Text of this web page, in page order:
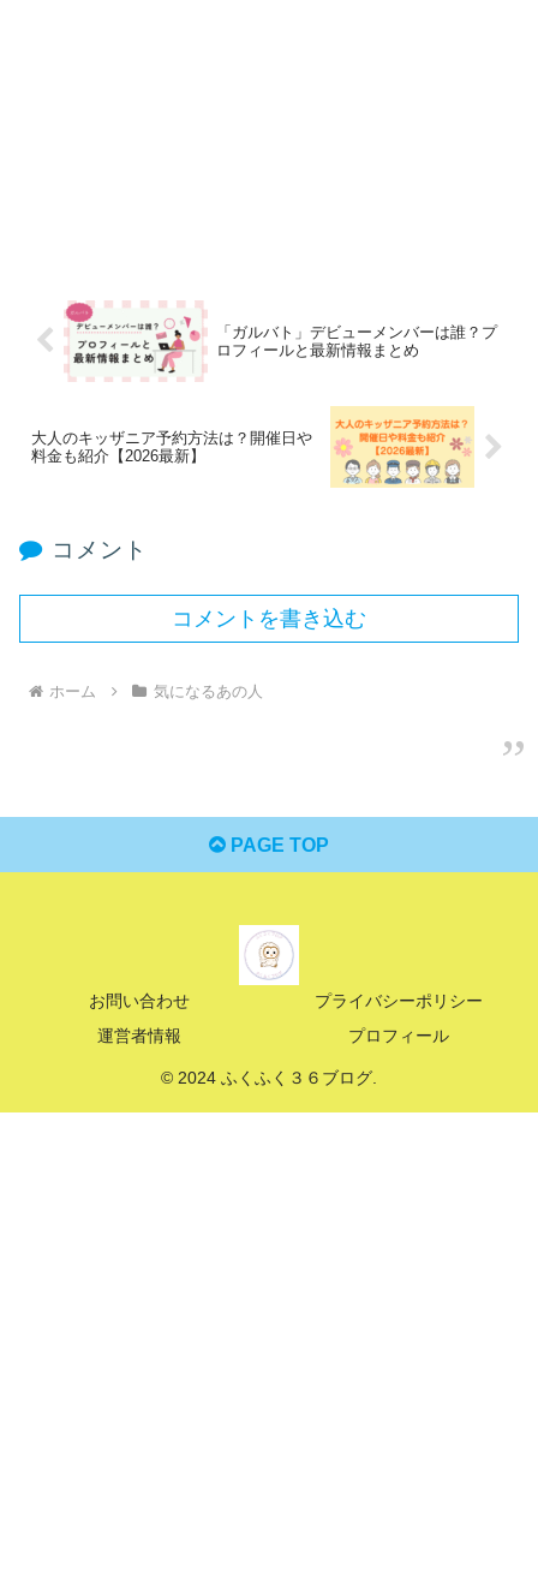
「ガルバト」デビューメンバーは誰？プ
ロフィールと最新情報まとめ
大人のキッザニア予約方法は？開催日や
料金も紹介【2026最新】
コメント
コメントを書き込む
ホーム 気になるあの人
PAGE TOP
お問い合わせ
プライバシーポリシー
運営者情報
プロフィール
© 2024 ふくふく３６ブログ.